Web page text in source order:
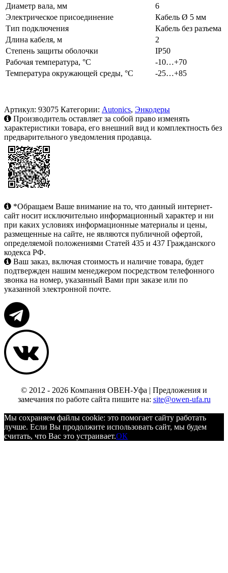
Диаметр вала, мм
6
Электрическое присоединение
Кабель Ø 5 мм
Тип подключения
Кабель без разъема
Длина кабеля, м
2
Степень защиты оболочки
IP50
Рабочая температура, °C
-10…+70
Температура окружающей среды, °C
-25…+85
Артикул: 93075 Категории: Autonics, Энкодеры
Производитель оставляет за собой право изменять
характеристики товара, его внешний вид и комплектность без
предварительного уведомления продавца.
*Обращаем Ваше внимание на то, что данный интернет-
сайт носит исключительно информационный характер и ни
при каких условиях информационные материалы и цены,
размещенные на сайте, не являются публичной офертой,
определяемой положениями Статей 435 и 437 Гражданского
кодекса РФ.
Ваш заказ, включая стоимость и наличие товара, будет
подтвержден нашим менеджером посредством телефонного
звонка на номер, указанный Вами при заказе или по
указанной электронной почте.
© 2012 - 2026 Компания ОВЕН-Уфа | Предложения и
замечания по работе сайта пишите на: site@owen-ufa.ru
Мы cохраняем файлы cookie: это помогает сайту работать
лучше. Если Вы продолжите использовать сайт, мы будем
считать, что Вас это устраивает.ОК